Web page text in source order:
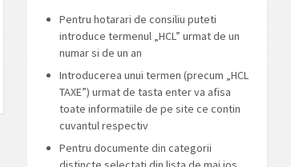
Pentru hotarari de consiliu puteti
introduce termenul „HCL” urmat de un
numar si de un an
Introducerea unui termen (precum „HCL
TAXE”) urmat de tasta enter va afisa
toate informatiile de pe site ce contin
cuvantul respectiv
Pentru documente din categorii